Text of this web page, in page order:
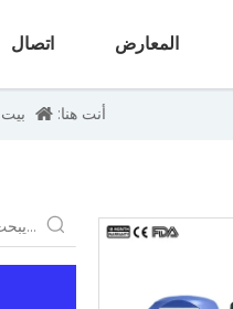
المعارض اتصال
أنت هنا: بيت